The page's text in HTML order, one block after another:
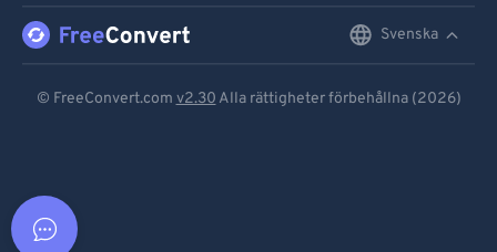
Svenska
© FreeConvert.com v2.30 Alla rättigheter förbehållna (2026)